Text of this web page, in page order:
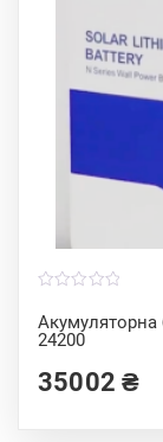
Акумуляторна
24200
o
u
t
f
5
35002₴